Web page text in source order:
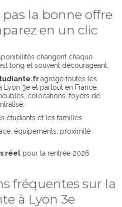
la bonne offre
en un clic
changent chaque
long et souvent décourageant.
agrège toutes les
3e et partout en France.
colocations, foyers de
étudiants et les familles
équipements, proximité
réel pour la rentrée 2026
fréquentes sur la
à Lyon 3e